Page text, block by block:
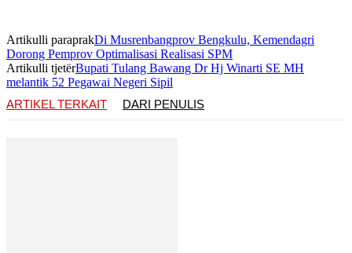
Artikulli paraprakDi Musrenbangprov Bengkulu, Kemendagri
Dorong Pemprov Optimalisasi Realisasi SPM
Artikulli tjetërBupati Tulang Bawang Dr Hj Winarti SE MH
melantik 52 Pegawai Negeri Sipil
ARTIKEL TERKAIT
DARI PENULIS